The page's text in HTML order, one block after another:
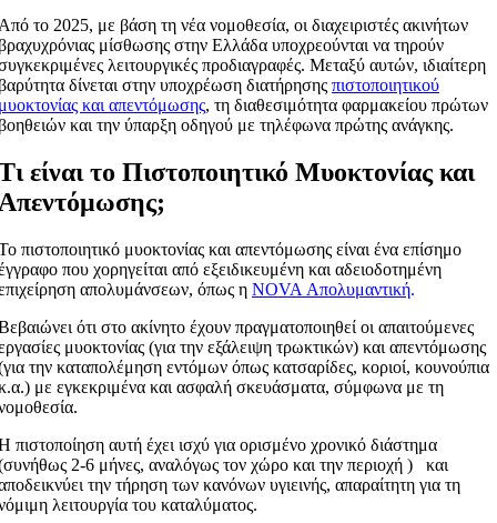
το 2025, με βάση τη νέα νομοθεσία, οι διαχειριστές ακινήτων
μίσθωσης στην Ελλάδα υποχρεούνται να τηρούν
λειτουργικές προδιαγραφές. Μεταξύ αυτών, ιδιαίτερη
δίνεται στην υποχρέωση διατήρησης πιστοποιητικού
και απεντόμωσης, τη διαθεσιμότητα φαρμακείου πρώτων
και την ύπαρξη οδηγού με τηλέφωνα πρώτης ανάγκης.
είναι το Πιστοποιητικό Μυοκτονίας και
πιστοποιητικό μυοκτονίας και απεντόμωσης είναι ένα επίσημο
που χορηγείται από εξειδικευμένη και αδειοδοτημένη
απολυμάνσεων, όπως η NOVA Απολυμαντική.
ότι στο ακίνητο έχουν πραγματοποιηθεί οι απαιτούμενες
μυοκτονίας (για την εξάλειψη τρωκτικών) και απεντόμωσης
την καταπολέμηση εντόμων όπως κατσαρίδες, κοριοί, κουνούπια
με εγκεκριμένα και ασφαλή σκευάσματα, σύμφωνα με τη
πιστοποίηση αυτή έχει ισχύ για ορισμένο χρονικό διάστημα
2-6 μήνες, αναλόγως τον χώρο και την περιοχή ) και
την τήρηση των κανόνων υγιεινής, απαραίτητη για τη
λειτουργία του καταλύματος.